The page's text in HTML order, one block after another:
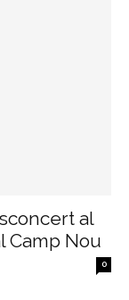
al
Camp Nou
0